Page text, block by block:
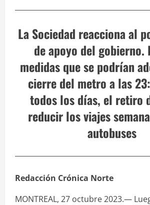
La Sociedad reacciona al
de apoyo del gobierno.
medidas que se podrían
cierre del metro a las
todos los días, el retiro
reducir los viajes
autobuses
Redacción Crónica Norte
MONTREAL, 27 octubre 2023.—